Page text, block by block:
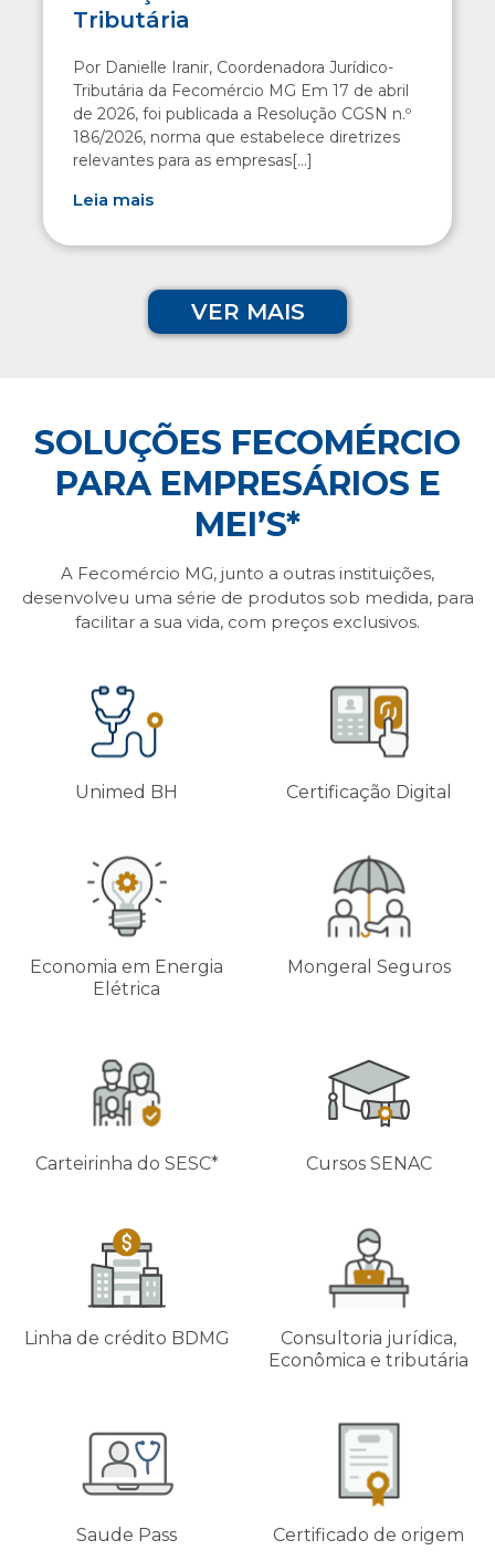
Tributária
Por Danielle Iranir, Coordenadora Jurídico-
Tributária da Fecomércio MG Em 17 de abril
de 2026, foi publicada a Resolução CGSN n.º
186/2026, norma que estabelece diretrizes
relevantes para as empresas[...]
Leia mais
VER MAIS
SOLUÇÕES FECOMÉRCIO
PARA EMPRESÁRIOS E
MEI’S*
A Fecomércio MG, junto a outras instituições,
desenvolveu uma série de produtos sob medida, para
facilitar a sua vida, com preços exclusivos.
Unimed BH Certificação Digital
Economia em Energia
Elétrica
Mongeral Seguros
Carteirinha do SESC* Cursos SENAC
Linha de crédito BDMG
Consultoria jurídica,
Econômica e tributária
Saude Pass Certificado de origem